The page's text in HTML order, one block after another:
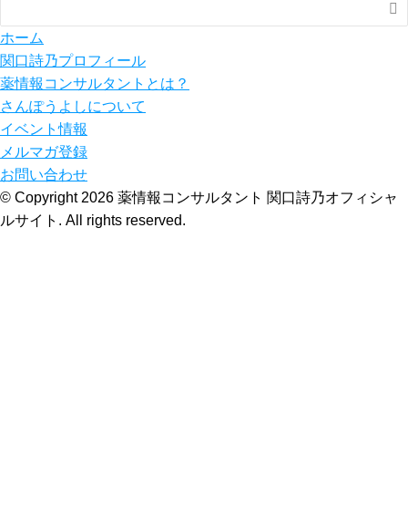

ホーム
関口詩乃プロフィール
薬情報コンサルタントとは？
さんぽうよしについて
イベント情報
メルマガ登録
お問い合わせ
© Copyright 2026 薬情報コンサルタント 関口詩乃オフィシャ
ルサイト. All rights reserved.